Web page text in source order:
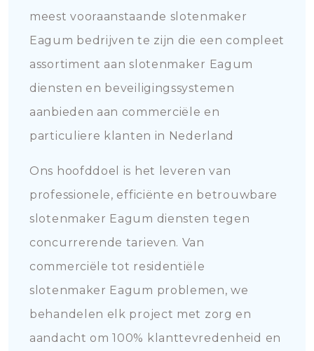
meest vooraanstaande slotenmaker
Eagum bedrijven te zijn die een compleet
assortiment aan slotenmaker Eagum
diensten en beveiligingssystemen
aanbieden aan commerciële en
particuliere klanten in Nederland
Ons hoofddoel is het leveren van
professionele, efficiënte en betrouwbare
slotenmaker Eagum diensten tegen
concurrerende tarieven. Van
commerciële tot residentiële
slotenmaker Eagum problemen, we
behandelen elk project met zorg en
aandacht om 100% klanttevredenheid en